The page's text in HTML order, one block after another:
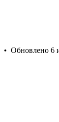
• Обновлено 6